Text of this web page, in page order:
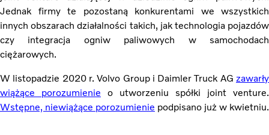
Jednak firmy te pozostaną konkurentami we wszystkich
innych obszarach działalności takich, jak technologia pojazdów
czy integracja ogniw paliwowych w samochodach
ciężarowych.
W listopadzie 2020 r. Volvo Group i Daimler Truck AG zawarły
wiążące porozumienie o utworzeniu spółki joint venture.
Wstępne, niewiążące porozumienie podpisano już w kwietniu.